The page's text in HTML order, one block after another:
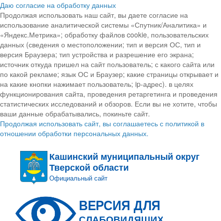
Даю согласие на обработку данных
Продолжая использовать наш сайт, вы даете согласие на
использование аналитической системы «Спутник/Аналитика» и
«Яндекс.Метрика»; обработку файлов cookie, пользовательских
данных (сведения о местоположении; тип и версия ОС, тип и
версия Браузера; тип устройства и разрешение его экрана;
источник откуда пришел на сайт пользователь; с какого сайта или
по какой рекламе; язык ОС и Браузер; какие страницы открывает и
на какие кнопки нажимает пользователь; ip-адрес). в целях
функционирования сайта, проведения ретаргетинга и проведения
статистических исследований и обзоров. Если вы не хотите, чтобы
ваши данные обрабатывались, покиньте сайт.
Продолжая использовать сайт, вы соглашаетесь с политикой в
отношении обработки персональных данных.